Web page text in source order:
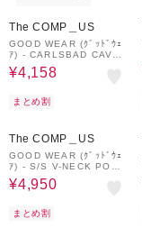
The COMP＿US
GOOD WEAR (ｸﾞｯﾄﾞｳｪ
ｱ) - CARLSBAD CAVE
RNS NATIONAL PARK
S SOUVENIR TEE (ｶｰ
ｰｸｽｽｰﾍﾞﾆｱﾃｨｰ)
¥4,158
まとめ割
The COMP＿US
GOOD WEAR (ｸﾞｯﾄﾞｳｪ
ｱ) - S/S V-NECK POC
KET TEE (ｼｮｰﾄｽﾘｰﾌﾞｳﾞ
ｲﾈｯｸﾎﾟｹｯﾄﾃｨｰｼｬﾂ)
¥4,950
まとめ割